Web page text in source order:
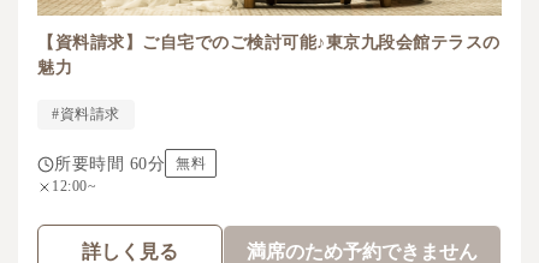
【資料請求】ご自宅でのご検討可能♪東京九段会館テラスの
魅力
#資料請求
所要時間 60分
無料
12:00~
詳しく見る 満席のため予約できません